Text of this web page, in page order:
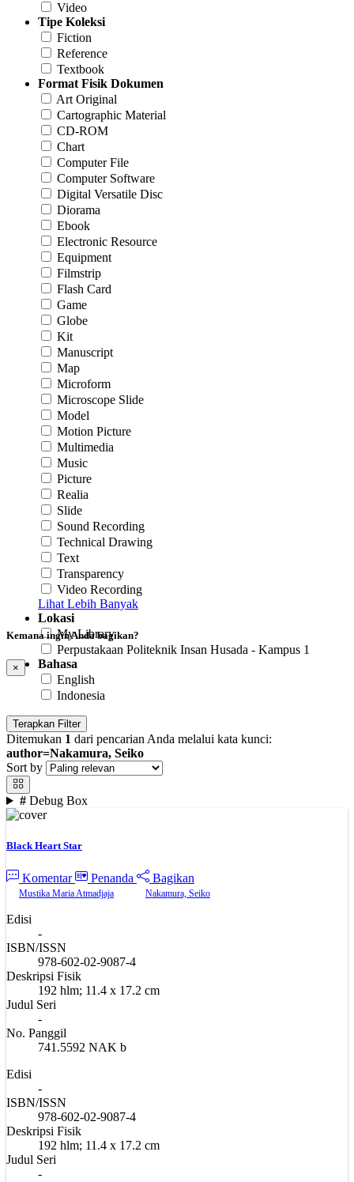
Video
Tipe Koleksi
Fiction
Reference
Textbook
Format Fisik Dokumen
Art Original
Cartographic Material
CD-ROM
Chart
Computer File
Computer Software
Digital Versatile Disc
Diorama
Ebook
Electronic Resource
Equipment
Filmstrip
Flash Card
Game
Globe
Kit
Manuscript
Map
Microform
Microscope Slide
Model
Motion Picture
Multimedia
Music
Picture
Realia
Slide
Sound Recording
Technical Drawing
Text
Transparency
Video Recording
Lihat Lebih Banyak
Lokasi
My Library
Perpustakaan Politeknik Insan Husada - Kampus 1
Bahasa
English
Indonesia
Terapkan Filter
Ditemukan 1 dari pencarian Anda melalui kata kunci:
author=Nakamura, Seiko
Sort by
# Debug Box
Black Heart Star
Komentar Penanda Bagikan
Mustika Maria Atmadjaja Nakamura, Seiko
Edisi
-
ISBN/ISSN
978-602-02-9087-4
Deskripsi Fisik
192 hlm; 11.4 x 17.2 cm
Judul Seri
-
No. Panggil
741.5592 NAK b
Edisi
-
ISBN/ISSN
978-602-02-9087-4
Deskripsi Fisik
192 hlm; 11.4 x 17.2 cm
Judul Seri
-
Kemana ingin Anda bagikan?
×